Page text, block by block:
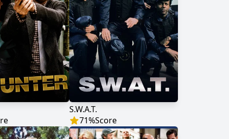
S.W.A.T.
71%Score